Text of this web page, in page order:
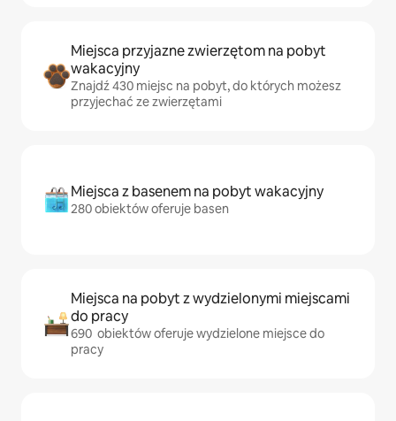
Miejsca przyjazne zwierzętom na pobyt
wakacyjny
Znajdź 430 miejsc na pobyt, do których możesz
przyjechać ze zwierzętami
Miejsca z basenem na pobyt wakacyjny
280 obiektów oferuje basen
Miejsca na pobyt z wydzielonymi miejscami
do pracy
690 obiektów oferuje wydzielone miejsce do
pracy